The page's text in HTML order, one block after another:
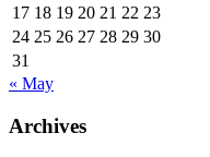
17 18 19 20 21 22 23
24 25 26 27 28 29 30
31
« May
Archives